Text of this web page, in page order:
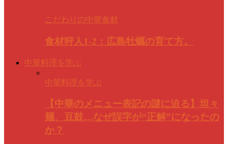
こだわりの中華食材
食材狩人1-2：広島牡蠣の育て方。
中華料理を学ぶ
中華料理を学ぶ
【中華のメニュー表記の謎に迫る】坦々
麺、豆鼓…なぜ誤字が“正解”になったの
か？